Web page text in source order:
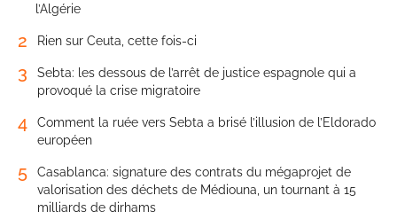
l’Algérie
2 Rien sur Ceuta, cette fois-ci
3
Sebta: les dessous de l’arrêt de justice espagnole qui a
provoqué la crise migratoire
4
Comment la ruée vers Sebta a brisé l’illusion de l’Eldorado
européen
5
Casablanca: signature des contrats du mégaprojet de
valorisation des déchets de Médiouna, un tournant à 15
milliards de dirhams